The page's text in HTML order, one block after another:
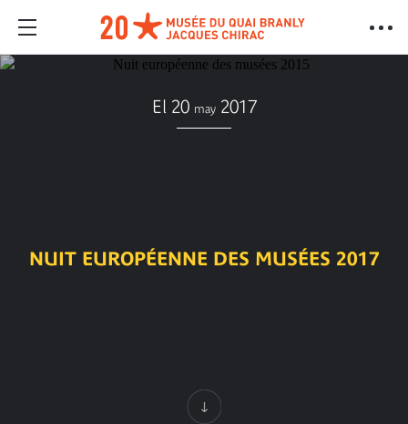
El 20 may 2017
NUIT EUROPÉENNE DES MUSÉES 2017